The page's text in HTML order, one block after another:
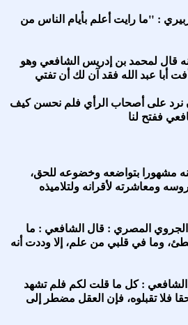
: "ما رايت أعلم بأيام الناس من
قال لمحمد بن إدريس الشافعي وهو
نرد على أصحاب الرأي فلم نحسن كيف
مشهورا بتواضعه وخضوعه للحق،
ومعاشرته لأقرانه ولتلاميذه
المصري : قال الشافعي : ما
وما في قلبي من علم، إلا وددت أنه
: كل ما قلت لكم فلم تشهد
فلا تقبلوه، فإن العقل مضطر إلى